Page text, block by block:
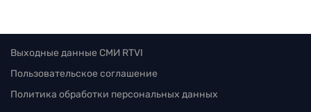
Выходные данные СМИ RTVI
Пользовательское соглашение
Политика обработки персональных данных